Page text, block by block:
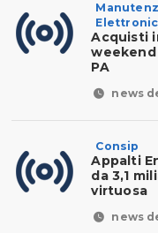
Acquisti
PA
news
Consip
Appalti
da 3,1
virtuosa
news